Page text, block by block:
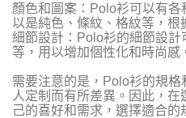
顏色和圖案：Polo衫可以有
以是純色、條紋、格紋等，根
細節設計：Polo衫的細節設
等，用以增加個性化和時尚感
需要注意的是，Polo衫的規
人定制而有所差異。因此，
己的喜好和需求，選擇適合的